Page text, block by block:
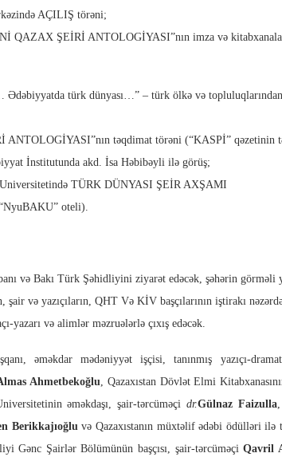
AÇILIŞ törəni;
QAZAX ŞEİRİ ANTOLOGİYASI”nın imza və
Ədəbiyyatda türk dünyası…” – türk ölkə və
təqdimat törəni (“KASPİ” qəzetinin
İnstitutunda akd. İsa Həbibəyli ilə görüş;
TÜRK DÜNYASI ŞEİR AXŞAMI
oteli).
və Bakı Türk Şəhidliyini ziyarət edəcək, şəhərin görməli
və yazıçıların, QHT Və KİV başçılarının iştirakı
yazarı və alimlər məzruələrlə çıxış edəcək.
əməkdar mədəniyyət işçisi, tanınmış yazıçı-
Ahmetbekoğlu, Qazaxıstan Dövlət Elmi
əməkdaşı, şair-tərcüməçidr.Gülnaz Faizulla
Berikkajıoğluvə Qazaxıstanın müxtəlif ədəbi ödülləri ilə
Gənc Şairlər Bölümünün başçısı, şair-tərcüməçiQavril